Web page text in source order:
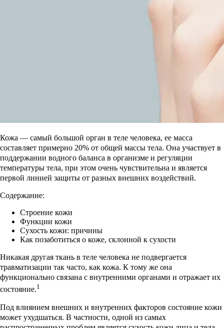
Кожа — самый большой орган в теле человека, ее масса
составляет примерно 20% от общей массы тела. Она участвует в
поддержании водного баланса в организме и регуляции
температуры тела, при этом очень чувствительна и является
первой линией защиты от разных внешних воздействий.
Содержание:
Строение кожи
Функции кожи
Сухость кожи: причины
Как позаботиться о коже, склонной к сухости
Никакая другая ткань в теле человека не подвергается
травматизации так часто, как кожа. К тому же она
функционально связана с внутренними органами и отражает их
состояние.1
Под влиянием внешних и внутренних факторов состояние кожи
может ухудшаться. В частности, одной из самых